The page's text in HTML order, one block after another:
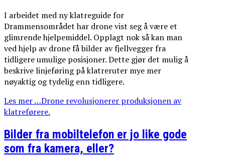
I arbeidet med ny klatreguide for
Drammensområdet har drone vist seg å være et
glimrende hjelpemiddel. Opplagt nok så kan man
ved hjelp av drone få bilder av fjellvegger fra
tidligere umulige posisjoner. Dette gjør det mulig å
beskrive linjeføring på klatreruter mye mer
nøyaktig og tydelig enn tidligere.
Les mer …Drone revolusjonerer produksjonen av
klatreførere.
Bilder fra mobiltelefon er jo like gode
som fra kamera, eller?